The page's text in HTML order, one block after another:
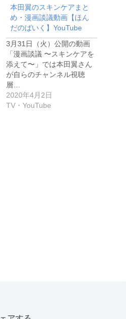
本田翼のスキンケアまと
め・漫画談議動画【ほん
だのばいく】YouTube
3月31日（火）公開の動画
「漫画談議 〜スキンケアを
添えて〜」では本田翼さん
が自らのチャンネル視聴
層…
2020年4月2日
TV・YouTube